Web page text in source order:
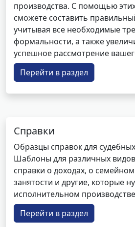
производства. С помощью
сможете составить
учитывая все необходимые
формальности, а также
успешное рассмотрение
Перейти в раздел
Справки
Образцы справок для
Шаблоны для различных
справки о доходах, о
занятости и другие, которые
исполнительном
Перейти в раздел